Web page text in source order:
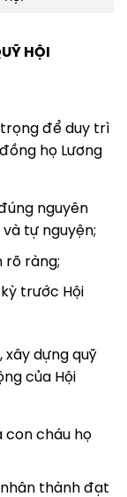
HỘI
trọng để duy trì
họ Lương
nguyên
tự nguyện;
rõ ràng;
trước Hội
xây dựng quỹ
của Hội
con cháu họ
thành đạt